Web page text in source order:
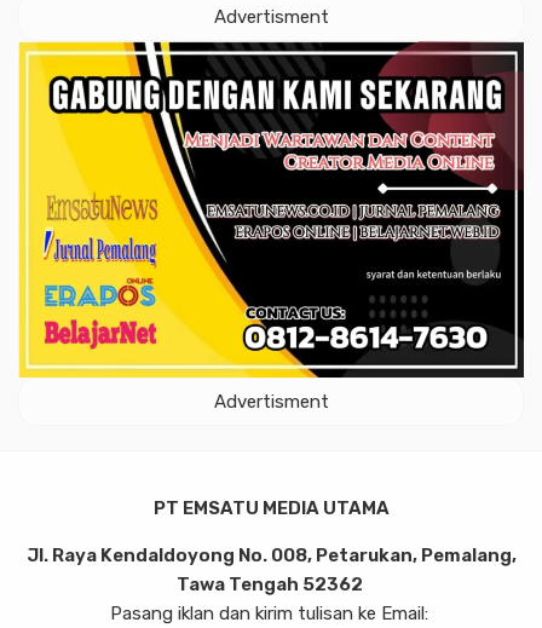
Advertisment
Advertisment
PT EMSATU MEDIA UTAMA
Jl. Raya Kendaldoyong No. 008, Petarukan, Pemalang,
Tawa Tengah 52362
Pasang iklan dan kirim tulisan ke Email: